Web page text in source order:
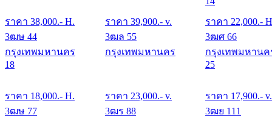
ราคา 38,000.- H. ราคา 39,900.- v.
ราคา 22,000.-
3ฒษ 44
กรุงเทพมหานคร
18
ราคา 18,000.- H.
3ฒล 55
กรุงเทพมหานคร
ราคา 23,000.- v.
3ฒศ 66
กรุงเทพมหานค
25
ราคา 17,900.- v.
3ฒษ 77
3ฒร 88
3ฒย 111